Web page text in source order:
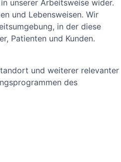
unserer Arbeitsweise wider.
und Lebensweisen. Wir
in der diese
Patienten und Kunden.
und weiterer relevanter
des